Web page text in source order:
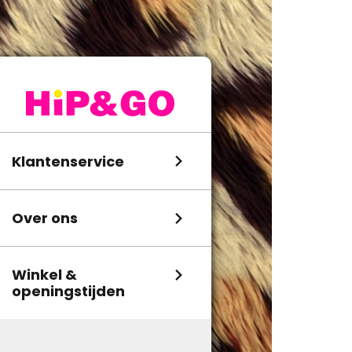
Klantenservice
Over ons
Winkel &
openingstijden